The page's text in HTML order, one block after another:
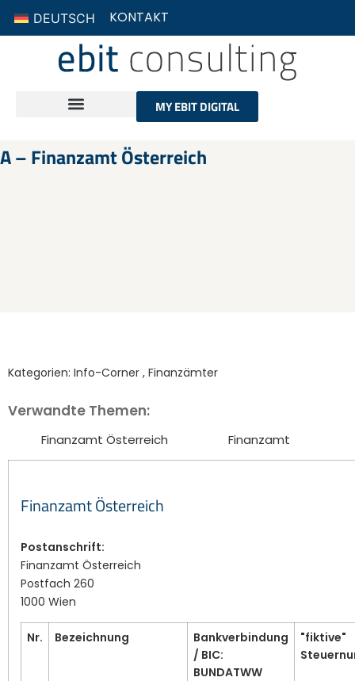
KONTAKT
DEUTSCH
MY EBIT DIGITAL
A – Finanzamt Österreich
Kategorien: Info-Corner , Finanzämter
Verwandte Themen:
Finanzamt Österreich Finanzamt
Finanzamt Österreich
Postanschrift:
Finanzamt Österreich
Postfach 260
1000 Wien
Nr. Bezeichnung
Bankverbindung
/ BIC:
BUNDATWW
"fiktive"